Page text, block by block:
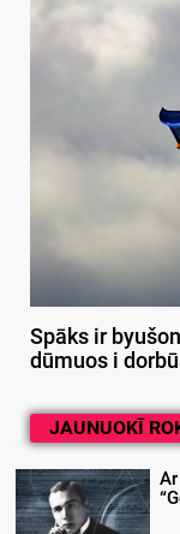
Spāks ir
dūmuos i
JAUNUOKĪ